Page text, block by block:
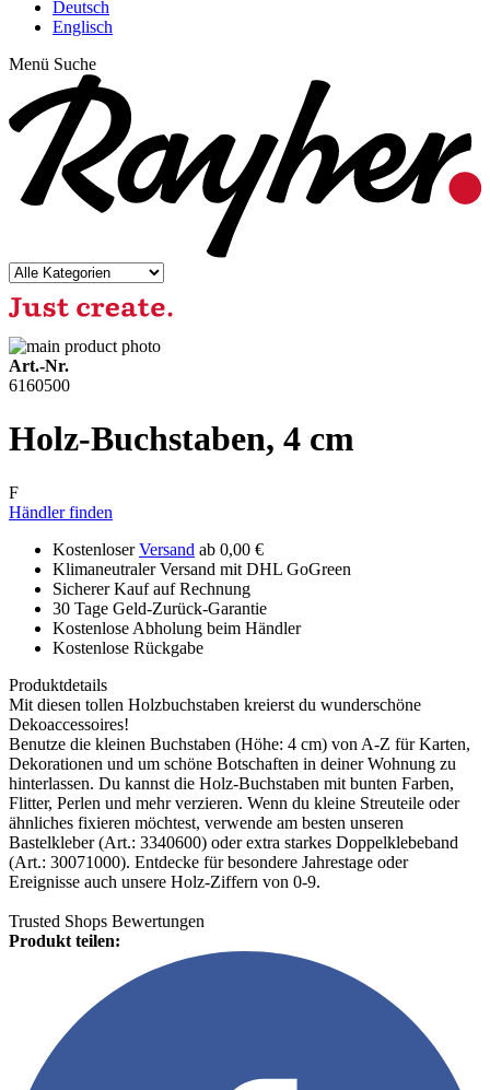
Deutsch
Englisch
Menü Suche
Art.-Nr.
6160500
Holz-Buchstaben, 4 cm
F
Händler finden
KostenloserVersand ab 0,00 €
Klimaneutraler Versand mit DHL GoGreen
Sicherer Kauf auf Rechnung
30 Tage Geld-Zurück-Garantie
Kostenlose Abholung beim Händler
Kostenlose Rückgabe
Produktdetails
Mit diesen tollen Holzbuchstaben kreierst du wunderschöne
Dekoaccessoires!
Benutze die kleinen Buchstaben (Höhe: 4 cm) von A-Z für Karten,
Dekorationen und um schöne Botschaften in deiner Wohnung zu
hinterlassen. Du kannst die Holz-Buchstaben mit bunten Farben,
Flitter, Perlen und mehr verzieren. Wenn du kleine Streuteile oder
ähnliches fixieren möchtest, verwende am besten unseren
Bastelkleber (Art.: 3340600) oder extra starkes Doppelklebeband
(Art.: 30071000). Entdecke für besondere Jahrestage oder
Ereignisse auch unsere Holz-Ziffern von 0-9.
Trusted Shops Bewertungen
Produkt teilen: